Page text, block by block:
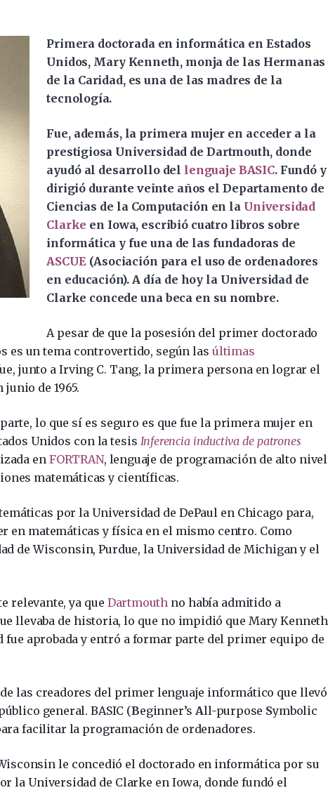
Primera doctorada en informática en Estados
Unidos, Mary Kenneth, monja de las Hermanas
de la Caridad, es una de las madres de la
tecnología.
Fue, además, la primera mujer en acceder a la
prestigiosa Universidad de Dartmouth, donde
ayudó al desarrollo del lenguaje BASIC. Fundó y
dirigió durante veinte años el Departamento de
Ciencias de la Computación en la Universidad
Clarke en Iowa, escribió cuatro libros sobre
informática y fue una de las fundadoras de
ASCUE(Asociación para el uso de ordenadores
en educación). A día de hoy la Universidad de
Clarke concede una beca en su nombre.
A pesar de que la posesión del primer doctorado
es un tema controvertido, según las últimas
junto a Irving C. Tang, la primera persona en lograr el
de 1965.
lo que sí es seguro es que fue la primera mujer en
Unidos con la tesis Inferencia inductiva de patrones
en FORTRAN, lenguaje de programación de alto nivel
matemáticas y científicas.
por la Universidad de DePaul en Chicago para,
en matemáticas y física en el mismo centro. Como
de Wisconsin, Purdue, la Universidad de Michigan y el
relevante, ya que Dartmouth no había admitido a
llevaba de historia, lo que no impidió que Mary Kenneth
aprobada y entró a formar parte del primer equipo de
las creadores del primer lenguaje informático que llevó
general. BASIC (Beginner’s All-purpose Symbolic
facilitar la programación de ordenadores.
le concedió el doctorado en informática por su
la Universidad de Clarke en Iowa, donde fundó el